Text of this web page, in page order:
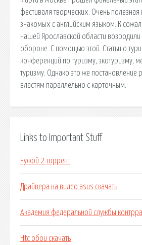
фестиваля творческих. Очень полезная
знакомых с английским языком. К
нашей Ярославской области возродили
обороне. С помощью этой. Статьи о
конференций по туризму, экотуризму,
туризму. Однако это же
властям параллельно с карточным.
Links to Important Stuff
Чужой 2 торрент
Драйвера на видео asus скачать
Академия федеральной службы
Htc обои скачать